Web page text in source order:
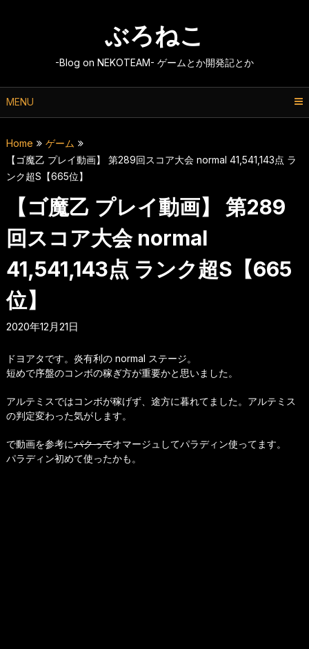
ぶろねこ
-Blog on NEKOTEAM- ゲームとか開発記とか
MENU
Home
ゲーム
【ゴ魔乙 プレイ動画】 第289回スコア大会 normal 41,541,143点 ラ
ンク超S【665位】
【ゴ魔乙 プレイ動画】 第289
回スコア大会 normal
41,541,143点 ランク超S【665
位】
2020年12月21日
ドヨアタです。炎有利の normal ステージ。
短めで序盤のコンボの稼ぎ方が重要かと思いました。
アルテミスではコンボが稼げず、途方に暮れてました。アルテミス
の判定変わった気がします。
で動画を参考にパクってオマージュしてパラディン使ってます。
パラディン初めて使ったかも。